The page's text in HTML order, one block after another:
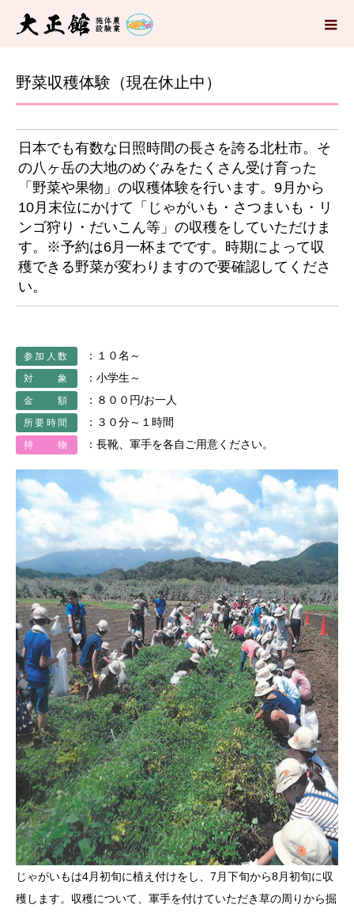
野菜収穫体験（現在休止中）
日本でも有数な日照時間の長さを誇る北杜市。そ
の八ヶ岳の大地のめぐみをたくさん受け育った
「野菜や果物」の収穫体験を行います。9月から
10月末位にかけて「じゃがいも・さつまいも・リ
ンゴ狩り・だいこん等」の収穫をしていただけま
す。※予約は6月一杯までです。時期によって収
穫できる野菜が変わりますので要確認してくださ
い。
参加人数 ：１０名～
対 象 ：小学生～
金 額 ：８００円/お一人
所要時間 ：３０分～１時間
持 物 ：長靴、軍手を各自ご用意ください。
じゃがいもは4月初旬に植え付けをし、7月下旬から8月初旬に収
穫します。収穫について、軍手を付けていただき草の周りから掘